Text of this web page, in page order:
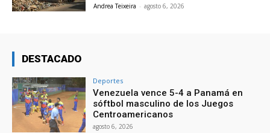
Andrea Teixeira - agosto 6, 2026
DESTACADO
Deportes
Venezuela vence 5-4 a Panamá en
sóftbol masculino de los Juegos
Centroamericanos
agosto 6, 2026